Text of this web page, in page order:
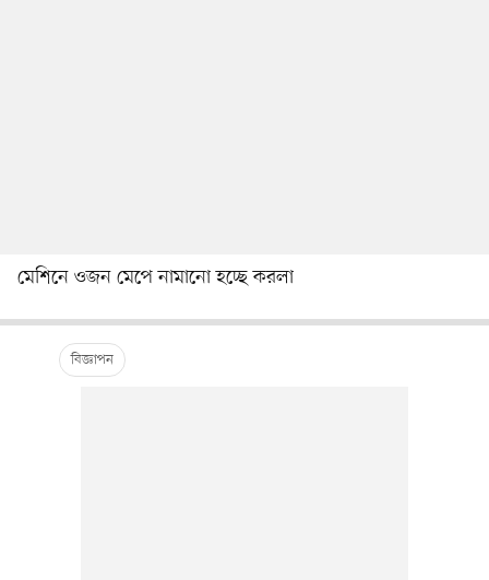
মেশিনে ওজন মেপে নামানো হচ্ছে করলা